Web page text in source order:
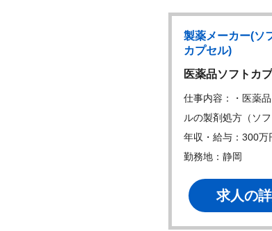
製薬メーカー(ソ
カプセル)
医薬品ソフトカ
仕事内容：・医薬
ルの製剤処方（ソフ
年収・給与：300万
勤務地：静岡
求人の